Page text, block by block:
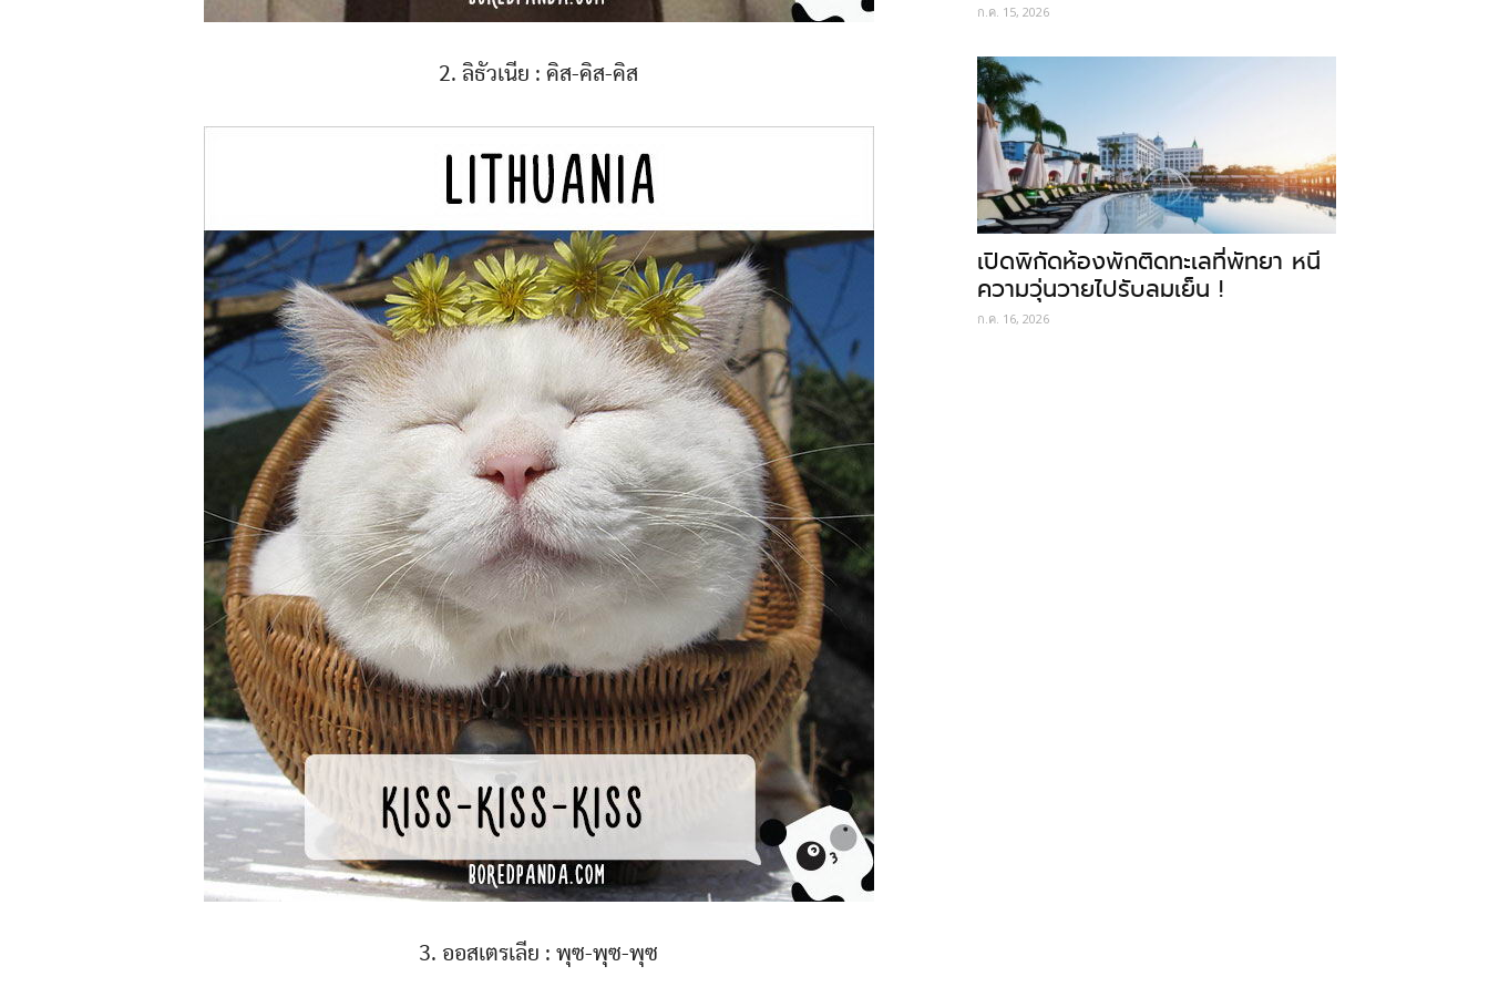
2. ลิธัวเนีย : คิส-คิส-คิส
3. ออสเตรเลีย : พุซ-พุซ-พุซ
ก.ค. 15, 2026
เปิดพิกัดห้องพักติดทะเลที่พัทยา หนี
ความวุ่นวายไปรับลมเย็น !
ก.ค. 16, 2026